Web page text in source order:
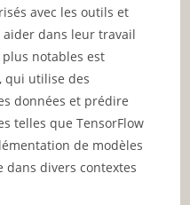
avec les outils et
dans leur travail
notables est
qui utilise des
données et prédire
telles que TensorFlow
de modèles
dans divers contextes